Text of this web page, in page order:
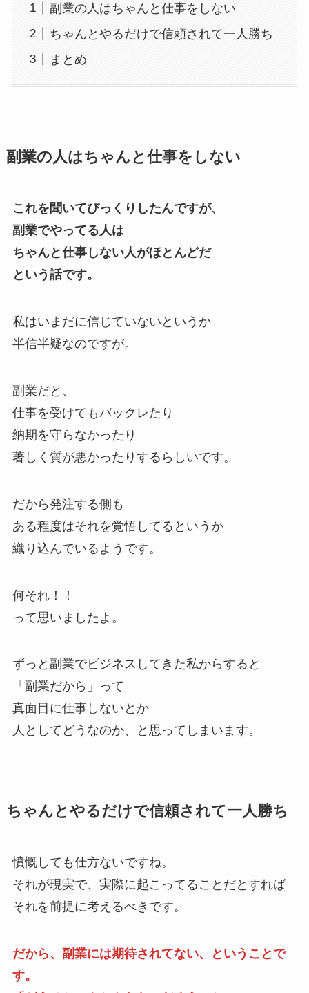
副業の人はちゃんと仕事をしない
ちゃんとやるだけで信頼されて一人勝ち
まとめ
副業の人はちゃんと仕事をしない
これを聞いてびっくりしたんですが、
副業でやってる人は
ちゃんと仕事しない人がほとんどだ
という話です。
私はいまだに信じていないというか
半信半疑なのですが。
副業だと、
仕事を受けてもバックレたり
納期を守らなかったり
著しく質が悪かったりするらしいです。
だから発注する側も
ある程度はそれを覚悟してるというか
織り込んでいるようです。
何それ！！
って思いましたよ。
ずっと副業でビジネスしてきた私からすると
「副業だから」って
真面目に仕事しないとか
人としてどうなのか、と思ってしまいます。
ちゃんとやるだけで信頼されて一人勝ち
憤慨しても仕方ないですね。
それが現実で、実際に起こってることだとすれば
それを前提に考えるべきです。
だから、副業には期待されてない、ということで
す。